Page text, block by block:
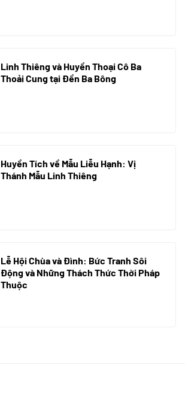
Linh Thiêng và Huyền Thoại Cô Ba
Thoải Cung tại Đền Ba Bông
Huyền Tích về Mẫu Liễu Hạnh: Vị
Thánh Mẫu Linh Thiêng
Lễ Hội Chùa và Đình: Bức Tranh Sôi
Động và Những Thách Thức Thời Pháp
Thuộc